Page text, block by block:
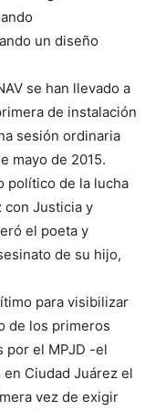
un diseño
se han llevado a
de instalación
sesión ordinaria
mayo de 2015.
político de la lucha
con Justicia y
el poeta y
de su hijo,
para visibilizar
de los primeros
por el MPJD -el
Ciudad Juárez el
vez de exigir